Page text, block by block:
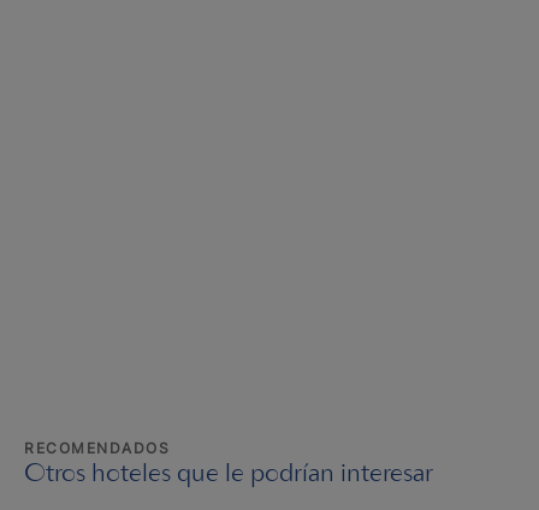
RECOMENDADOS
Otros hoteles que le podrían interesar